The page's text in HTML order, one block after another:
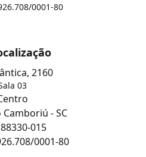
0001-80
2160
03
- SC
88330-015
0001-80